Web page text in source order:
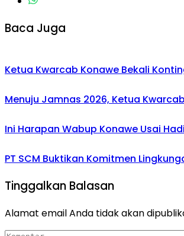
Baca Juga
Ketua Kwarcab Konawe Bekali
Menuju Jamnas 2026, Ketua
Ini Harapan Wabup Konawe Usai
PT SCM Buktikan Komitmen
Tinggalkan Balasan
Alamat email Anda tidak akan